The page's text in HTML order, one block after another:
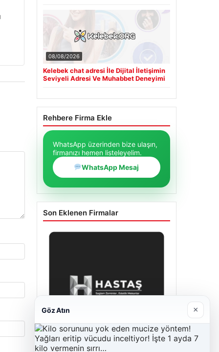
08/08/2026
Kelebek chat adresi İle Dijital İletişimin
Seviyeli Adresi Ve Muhabbet Deneyimi
Rehbere Firma Ekle
WhatsApp üzerinden bize ulaşın,
firmanızı hemen listeleyelim.
WhatsApp Mesaj
Son Eklenen Firmalar
Göz Atın ×